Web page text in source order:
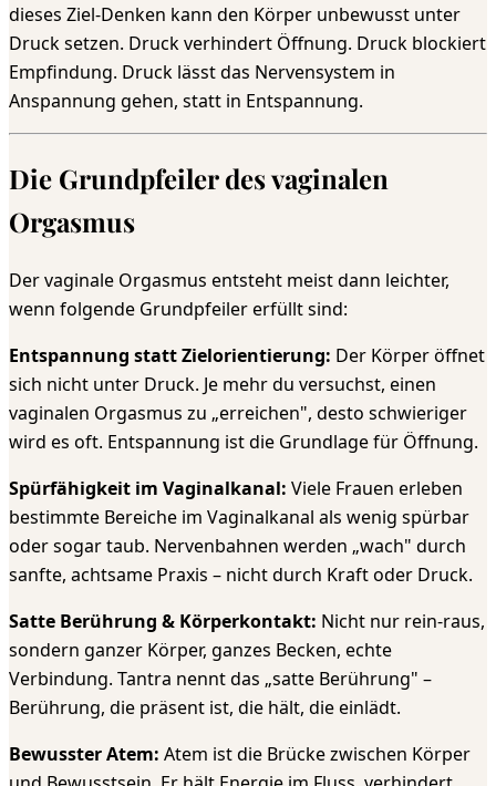
dieses Ziel-Denken kann den Körper unbewusst unter
Druck setzen. Druck verhindert Öffnung. Druck blockiert
Empfindung. Druck lässt das Nervensystem in
Anspannung gehen, statt in Entspannung.
Die Grundpfeiler des vaginalen
Orgasmus
Der vaginale Orgasmus entsteht meist dann leichter,
wenn folgende Grundpfeiler erfüllt sind:
Entspannung statt Zielorientierung: Der Körper öffnet
sich nicht unter Druck. Je mehr du versuchst, einen
vaginalen Orgasmus zu „erreichen", desto schwieriger
wird es oft. Entspannung ist die Grundlage für Öffnung.
Spürfähigkeit im Vaginalkanal: Viele Frauen erleben
bestimmte Bereiche im Vaginalkanal als wenig spürbar
oder sogar taub. Nervenbahnen werden „wach" durch
sanfte, achtsame Praxis – nicht durch Kraft oder Druck.
Satte Berührung & Körperkontakt: Nicht nur rein-raus,
sondern ganzer Körper, ganzes Becken, echte
Verbindung. Tantra nennt das „satte Berührung" –
Berührung, die präsent ist, die hält, die einlädt.
Bewusster Atem: Atem ist die Brücke zwischen Körper